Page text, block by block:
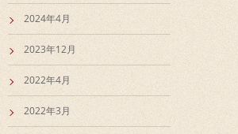
2024年4月
2023年12月
2022年4月
2022年3月